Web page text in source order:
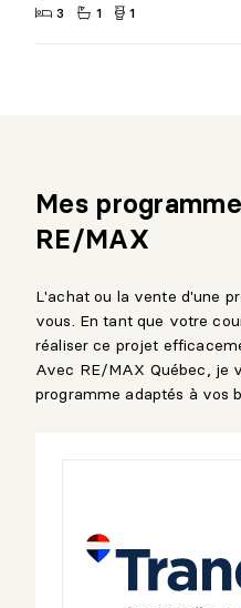
3 1 1
Mes
RE/MAX
L'achat ou la vente d'une
vous. En tant que votre
réaliser ce projet
Avec RE/MAX Québec, je
programme adaptés à vos